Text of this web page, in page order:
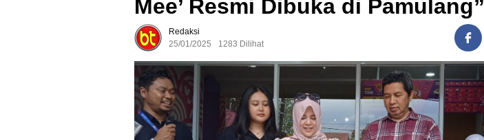
Mee’ Resmi Dibuka di Pamulang”
Redaksi
25/01/2025
1283 Dilihat